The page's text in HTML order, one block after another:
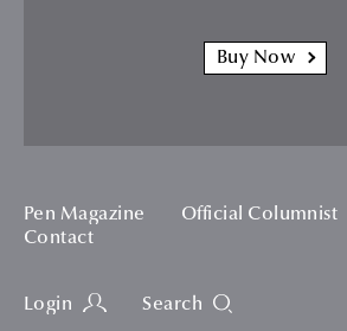
Buy Now
Pen Magazine Official Columnist
Contact
Login Search